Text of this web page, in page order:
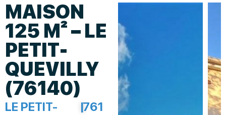
MAISON
125 M² – LE
PETIT-
QUEVILLY
(76140)
LE PETIT-
|761